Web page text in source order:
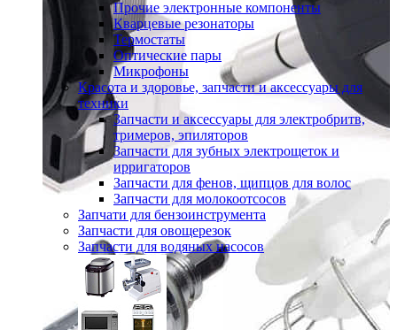
Прочие электронные компоненты
Кварцевые резонаторы
Термостаты
Оптические пары
Микрофоны
Красота и здоровье, запчасти и аксессуары для
техники
Запчасти и аксессуары для электробритв,
тримеров, эпиляторов
Запчасти для зубных электрощеток и
ирригаторов
Запчасти для фенов, щипцов для волос
Запчасти для молокоотсосов
Запчати для бензоинструмента
Запчасти для овощерезок
Запчасти для водяных насосов